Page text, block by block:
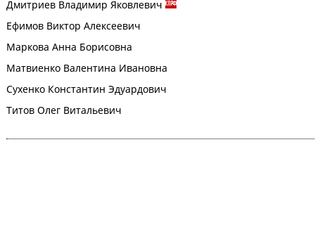
Дмитриев Владимир Яковлевич
Ефимов Виктор Алексеевич
Маркова Анна Борисовна
Матвиенко Валентина Ивановна
Сухенко Константин Эдуардович
Титов Олег Витальевич